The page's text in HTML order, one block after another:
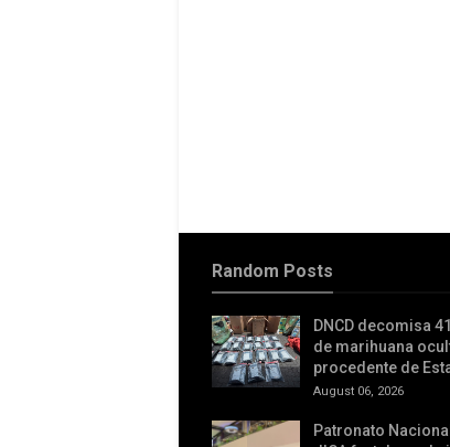
Random Posts
DNCD decomisa
de marihuana
procedente de
August 06, 2026
Patronato